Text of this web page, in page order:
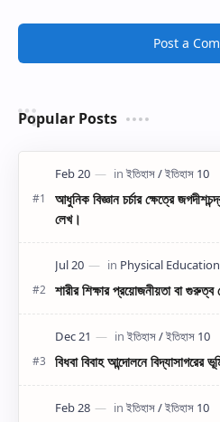
Post a
Popular Posts
আধুনিক বিজ্ঞান চর্চার ক্ষেত্রে
লেখ।
শারীর শিক্ষার প্রয়োজনীয়তা বা
বিধবা বিবাহ আন্দোলনে বিদ্যাসাগরের